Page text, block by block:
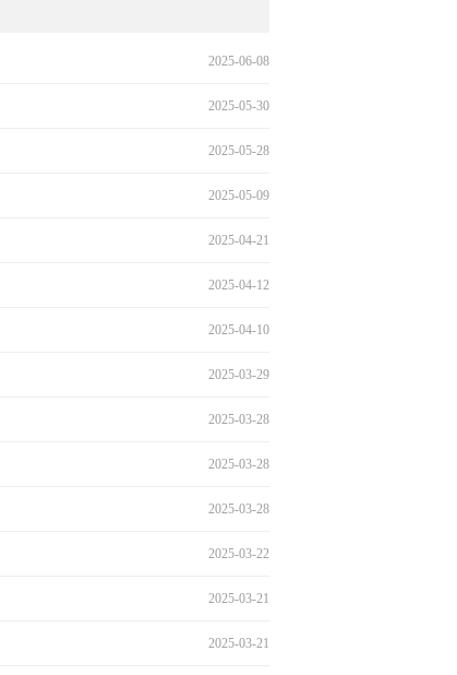
2025-06-08
2025-05-30
2025-05-28
2025-05-09
2025-04-21
2025-04-12
2025-04-10
2025-03-29
2025-03-28
2025-03-28
2025-03-28
2025-03-22
2025-03-21
2025-03-21